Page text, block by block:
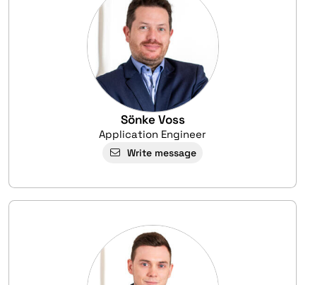
Sönke Voss
Application Engineer
Write message